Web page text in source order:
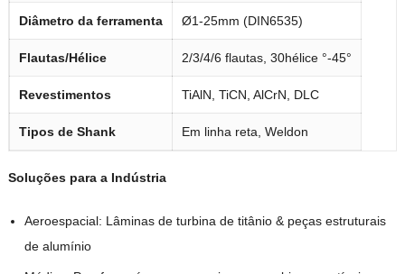
Diâmetro da ferramenta Ø1-25mm (DIN6535)
Flautas/Hélice 2/3/4/6 flautas, 30hélice °-45°
Revestimentos TiAlN, TiCN, AlCrN, DLC
Tipos de Shank Em linha reta, Weldon
Soluções para a Indústria
Aeroespacial: Lâminas de turbina de titânio & peças estruturais
de alumínio